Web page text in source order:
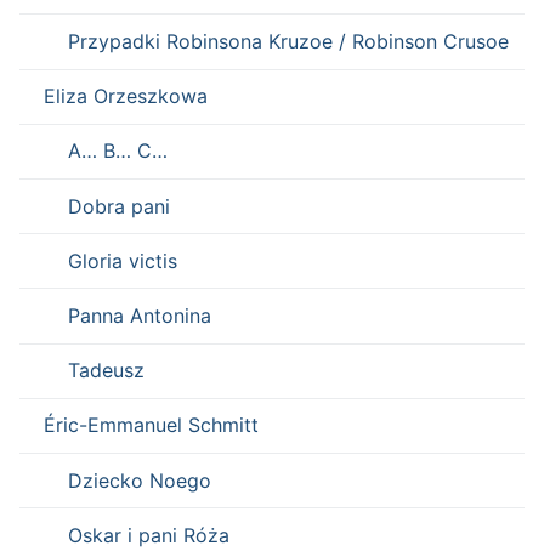
Przypadki Robinsona Kruzoe / Robinson Crusoe
Eliza Orzeszkowa
A… B… C…
Dobra pani
Gloria victis
Panna Antonina
Tadeusz
Éric-Emmanuel Schmitt
Dziecko Noego
Oskar i pani Róża